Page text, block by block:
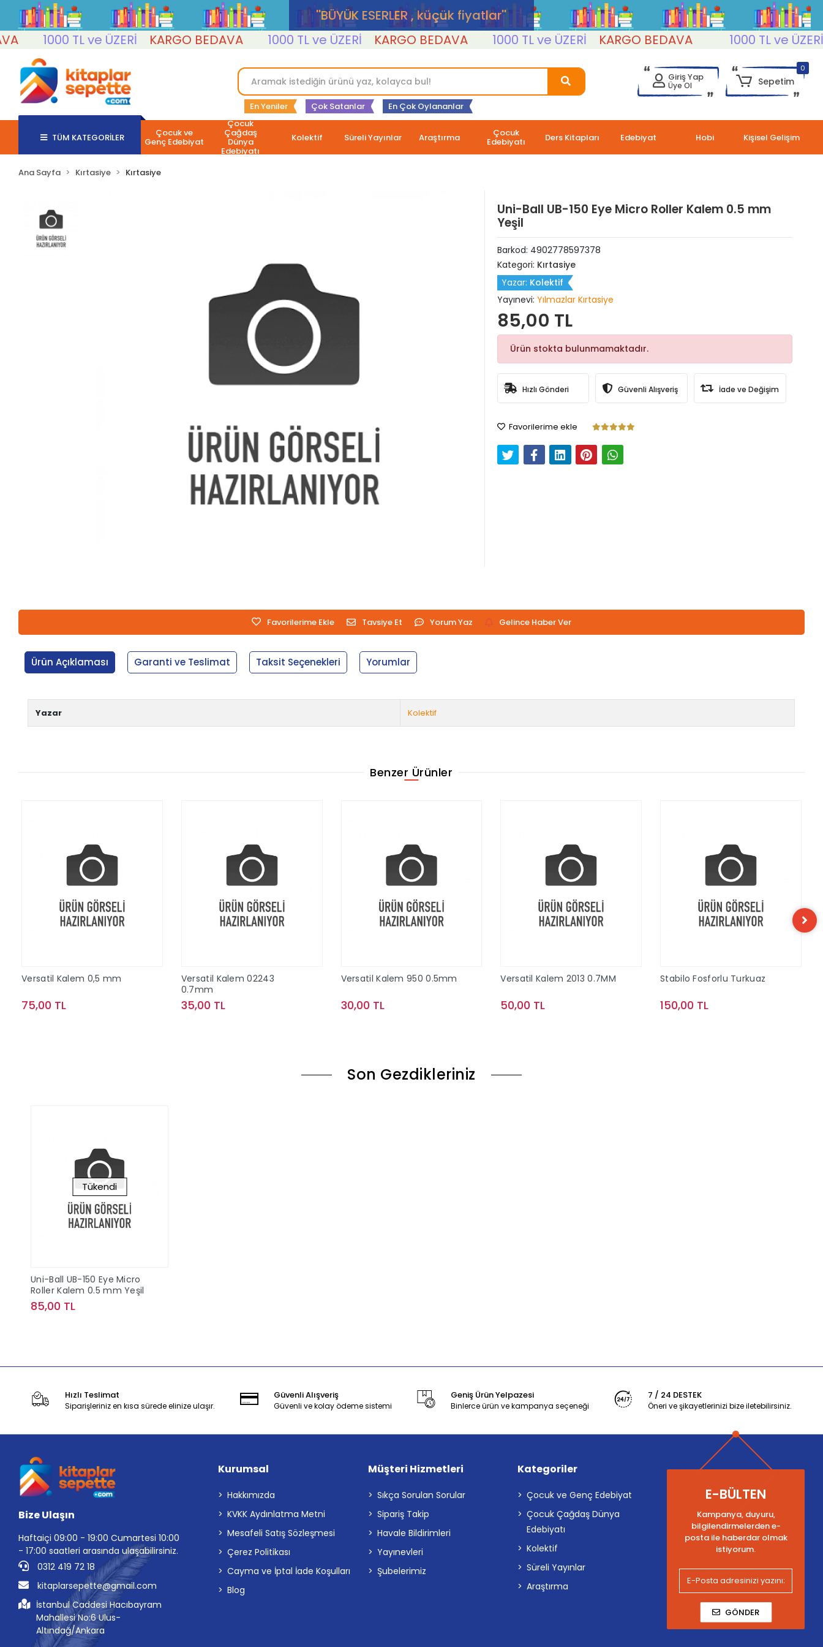
''BÜYÜK ESERLER , küçük fiyatlar''
1000 TL ve ÜZERİ
KARGO BEDAVA 1000 TL ve ÜZERİ KARGO BEDAVA 1000 TL ve ÜZERİ KARGO BEDAVA 1000 TL ve ÜZERİ
En Yeniler Çok Satanlar En Çok Oylananlar
Giriş Yap
Üye Ol
0
Sepetim
TÜM KATEGORİLER Çocuk ve
Genç Edebiyat
Çocuk
Çağdaş
Dünya
Edebiyatı
Kolektif Süreli Yayınlar Araştırma Çocuk
Edebiyatı Ders Kitapları Edebiyat Hobi Kişisel Gelişim
Ana Sayfa Kırtasiye Kırtasiye
Uni-Ball UB-150 Eye Micro Roller Kalem 0.5 mm
Yeşil
Barkod: 4902778597378
Kategori: Kırtasiye
Yazar: Kolektif
Yayınevi: Yılmazlar Kırtasiye
85,00 TL
Ürün stokta bulunmamaktadır.
Hızlı Gönderi Güvenli Alışveriş İade ve Değişim
Favorilerime ekle
Favorilerime Ekle Tavsiye Et Yorum Yaz Gelince Haber Ver
Ürün Açıklaması Garanti ve Teslimat Taksit Seçenekleri Yorumlar
Yazar Kolektif
Benzer Ürünler
Versatil Kalem 0,5 mm
75,00 TL
Versatil Kalem 02243
0.7mm
35,00 TL
Versatil Kalem 950 0.5mm
30,00 TL
Versatil Kalem 2013 0.7MM
50,00 TL
Stabilo Fosforlu Turkuaz
150,00 TL
Son Gezdikleriniz
Tükendi
Uni-Ball UB-150 Eye Micro
Roller Kalem 0.5 mm Yeşil
85,00 TL
Hızlı Teslimat
Siparişleriniz en kısa sürede elinize ulaşır.
Güvenli Alışveriş
Güvenli ve kolay ödeme sistemi
Geniş Ürün Yelpazesi
Binlerce ürün ve kampanya seçeneği
7 / 24 DESTEK
Öneri ve şikayetlerinizi bize iletebilirsiniz.
Bize Ulaşın
Haftaiçi 09:00 - 19:00 Cumartesi 10:00
- 17:00 saatleri arasında ulaşabilirsiniz.
0312 419 72 18
kitaplarsepette@gmail.com
İstanbul Caddesi Hacıbayram
Mahallesi No:6 Ulus-
Altındağ/Ankara
Kurumsal
Hakkımızda
KVKK Aydınlatma Metni
Mesafeli Satış Sözleşmesi
Çerez Politikası
Cayma ve İptal İade Koşulları
Blog
Müşteri Hizmetleri
Sıkça Sorulan Sorular
Sipariş Takip
Havale Bildirimleri
Yayınevleri
Şubelerimiz
Kategoriler
Çocuk ve Genç Edebiyat
Çocuk Çağdaş Dünya
Edebiyatı
Kolektif
Süreli Yayınlar
Araştırma
E-BÜLTEN
Kampanya, duyuru,
bilgilendirmelerden e-
posta ile haberdar olmak
istiyorum.
GÖNDER